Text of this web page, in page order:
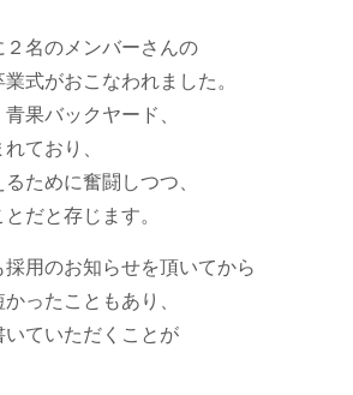
名のメンバーさんの
式がおこなわれました。
果バックヤード、
ており、
ために奮闘しつつ、
だと存じます。
用のお知らせを頂いてから
ったこともあり、
ていただくことが